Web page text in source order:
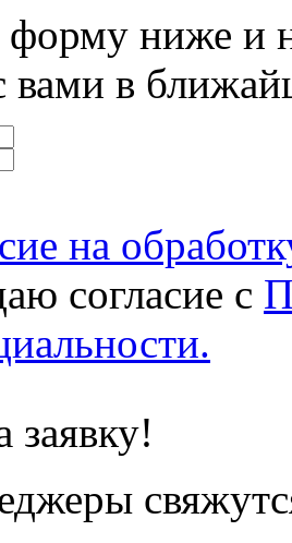
форму ниже и
вами в
на
согласие с
заявку!